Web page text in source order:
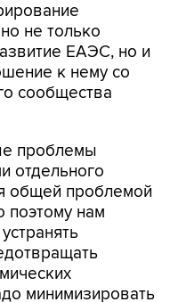
не только
ЕАЭС, но и
к нему со
сообщества
проблемы
отдельного
общей проблемой
поэтому нам
минимизировать